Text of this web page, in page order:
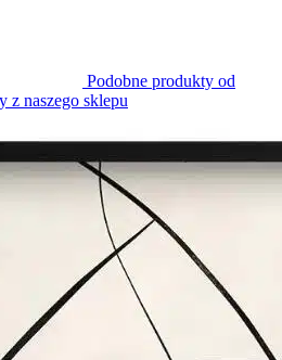
Podobne produkty od
z naszego sklepu